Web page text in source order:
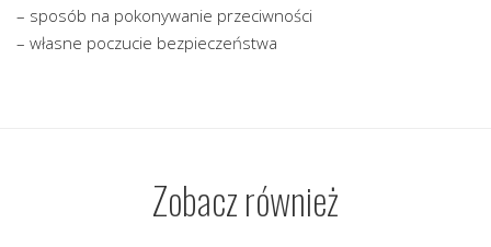
– sposób na pokonywanie przeciwności
– własne poczucie bezpieczeństwa
Zobacz również